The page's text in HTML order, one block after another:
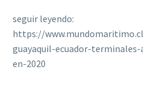
seguir leyendo:
https://
guayaquil-ecuador-
en-2020